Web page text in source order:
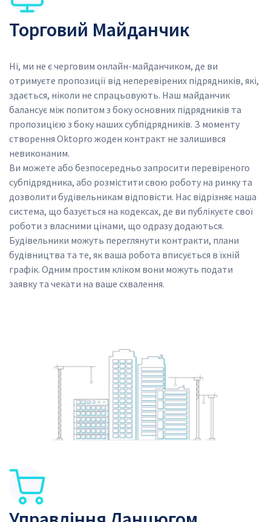
Торговий Майданчик
Ні, ми не є черговим онлайн-майданчиком, де ви
отримуєте пропозиції від неперевірених підрядників, які,
здається, ніколи не спрацьовують. Наш майданчик
балансує між попитом з боку основних підрядників та
пропозицією з боку наших субпідрядників. З моменту
створення Oktopro жоден контракт не залишився
невиконаним.
Ви можете або безпосередньо запросити перевіреного
субпідрядника, або розмістити свою роботу на ринку та
дозволити будівельникам відповісти. Нас відрізняє наша
система, що базується на кодексах, де ви публікуєте свої
роботи з власними цінами, що одразу додаються.
Будівельники можуть переглянути контракти, плани
будівництва та те, як ваша робота вписується в їхній
графік. Одним простим кліком вони можуть подати
заявку та чекати на ваше схвалення.
SVG